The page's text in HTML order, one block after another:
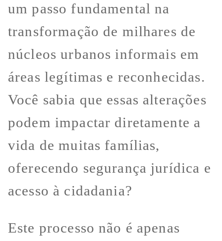
um passo fundamental na
transformação de milhares de
núcleos urbanos informais em
áreas legítimas e reconhecidas.
Você sabia que essas alterações
podem impactar diretamente a
vida de muitas famílias,
oferecendo segurança jurídica e
acesso à cidadania?
Este processo não é apenas